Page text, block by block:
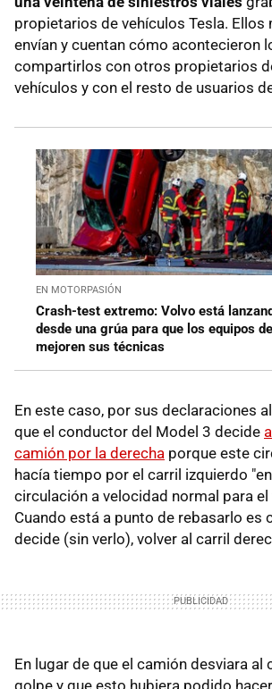
propietarios de vehículos Tesla. Ellos
envían y cuentan cómo acontecieron
compartirlos con otros propietarios
vehículos y con el resto de usuarios
EN MOTORPASIÓN
Crash-test extremo: Volvo está
desde una grúa para que los equipos
mejoren sus técnicas
En este caso, por sus declaraciones
que el conductor del Model 3 decide
camión por la derecha porque este
hacía tiempo por el carril izquierdo
circulación a velocidad normal para el
Cuando está a punto de rebasarlo es
decide (sin verlo), volver al carril
En lugar de que el camión desviara al
golpe y que esto hubiera podido